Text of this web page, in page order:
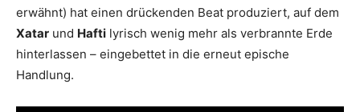
erwähnt) hat einen drückenden Beat produziert, auf dem
Xatar und Hafti lyrisch wenig mehr als verbrannte Erde
hinterlassen – eingebettet in die erneut epische
Handlung.